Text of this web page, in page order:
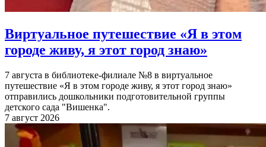
Виртуальное путешествие «Я в этом
городе живу, я этот город знаю»
7 августа в библиотеке-филиале №8 в виртуальное
путешествие «Я в этом городе живу, я этот город знаю»
отправились дошкольники подготовительной группы
детского сада "Вишенка".
7 август 2026